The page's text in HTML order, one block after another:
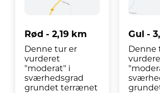
Rød - 2,19 km
Denne tur er
vurderet
"moderat" i
sværhedsgrad
grundet terrænet
Gul -
Denne